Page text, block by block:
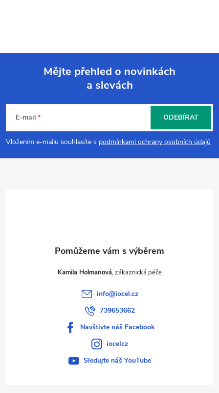
p
a
Mějte přehled o novinkách
a slevách
E-mail
Vložením e-mailu souhlasíte s podmínkami ochrany osobních údajů
ODEBÍRAT
Kamila Holmanová
info@iocel.cz
739653662
Navštivte náš Facebook
iocelcz
Sledujte náš YouTube